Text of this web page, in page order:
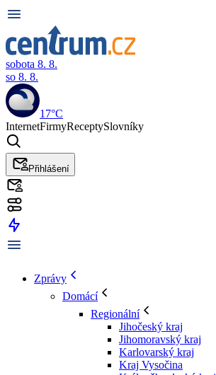
sobota 8. 8.
so 8. 8.
17°C
InternetFirmyReceptySlovníky
Přihlášení
Zprávy
Domácí
Regionální
Jihočeský kraj
Jihomoravský kraj
Karlovarský kraj
Kraj Vysočina